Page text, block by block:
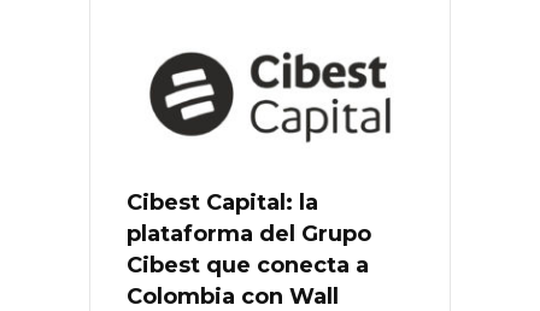
Cibest Capital: la
plataforma del Grupo
Cibest que conecta a
Colombia con Wall